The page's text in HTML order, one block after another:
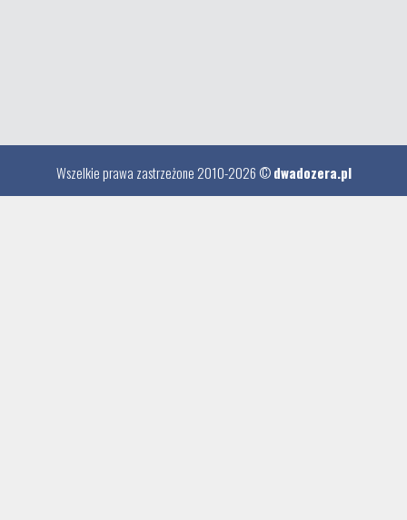
Wszelkie prawa zastrzeżone 2010-2026 ©dwadozera.pl